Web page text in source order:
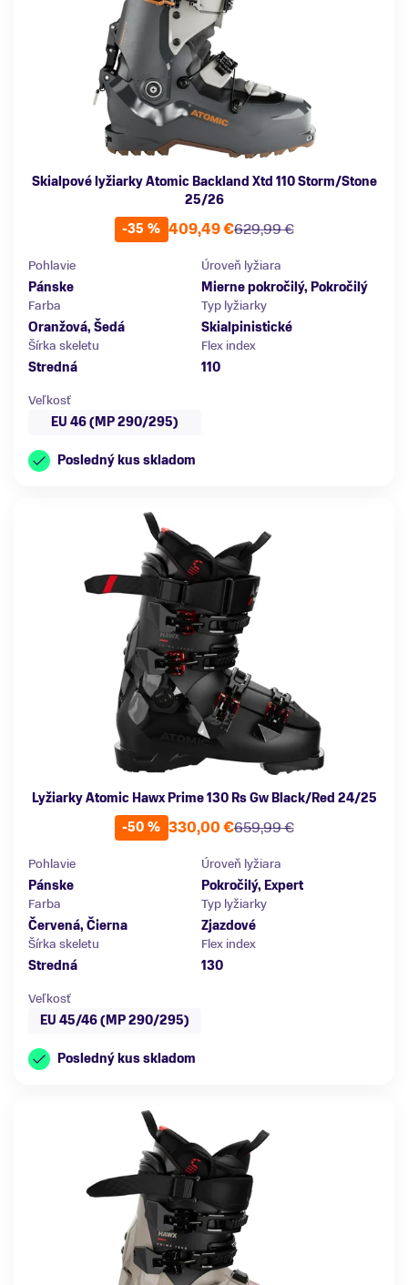
Skialpové lyžiarky Atomic Backland Xtd 110 Storm/Stone
25/26
-35 %
629,99 €
409,49 €
Pohlavie
Pánske
Úroveň lyžiara
Mierne pokročilý, Pokročilý
Farba
Oranžová, Šedá
Typ lyžiarky
Skialpinistické
Šírka skeletu
Stredná
Flex index
110
Veľkosť
EU 46 (MP 290/295)
Posledný kus skladom
Lyžiarky Atomic Hawx Prime 130 Rs Gw Black/Red 24/25
-50 %
659,99 €
330,00 €
Pohlavie
Pánske
Úroveň lyžiara
Pokročilý, Expert
Farba
Červená, Čierna
Typ lyžiarky
Zjazdové
Šírka skeletu
Stredná
Flex index
130
Veľkosť
EU 45/46 (MP 290/295)
Posledný kus skladom